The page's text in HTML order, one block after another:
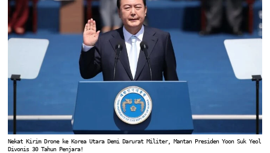
Nekat Kirim Drone ke Korea Utara Demi Darurat Militer, Mantan Presiden Yoon Suk Yeol
Divonis 30 Tahun Penjara!